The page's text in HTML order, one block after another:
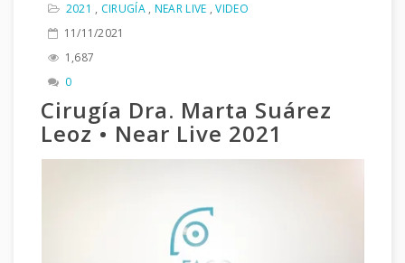
2021 , CIRUGÍA, NEAR LIVE ,VIDEO
11/11/2021
1,687
0
Cirugía Dra. Marta Suárez
Leoz • Near Live 2021